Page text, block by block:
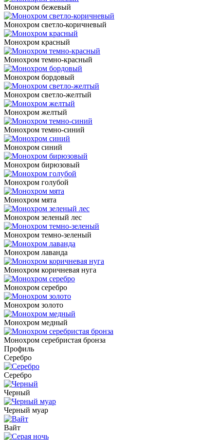
Монохром бежевый
Монохром светло-коричневый
Монохром красный
Монохром темно-красный
Монохром бордовый
Монохром светло-желтый
Монохром желтый
Монохром темно-синий
Монохром синий
Монохром бирюзовый
Монохром голубой
Монохром мята
Монохром зеленый лес
Монохром темно-зеленый
Монохром лаванда
Монохром коричневая нуга
Монохром серебро
Монохром золото
Монохром медный
Монохром серебристая бронза
Профиль
Серебро
Серебро
Черный
Черный муар
Вайт